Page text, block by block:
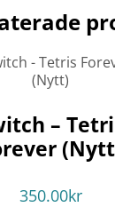
–
350.00kr